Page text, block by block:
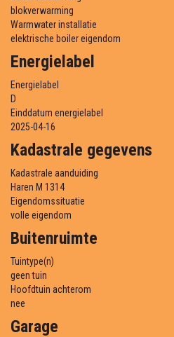
blokverwarming
Warmwater installatie
elektrische boiler eigendom
Energielabel
Energielabel
D
Einddatum energielabel
2025-04-16
Kadastrale gegevens
Kadastrale aanduiding
Haren M 1314
Eigendomssituatie
volle eigendom
Buitenruimte
Tuintype(n)
geen tuin
Hoofdtuin achterom
nee
Garage